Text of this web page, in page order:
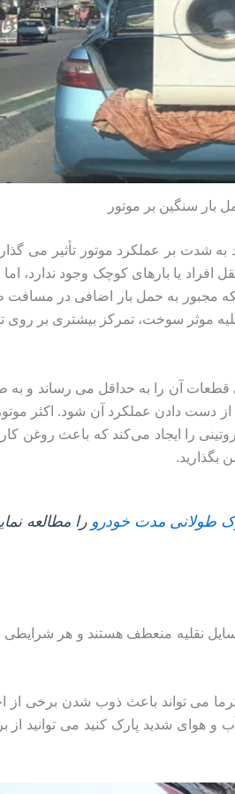
بار سنگین بر موتور
شدت بر عملکرد موتور تأثیر می
یا بارهای کوچک وجود ندارد، اما
مجبور به حمل بار اضافی در
موثر سوخت، تمرکز بیشتری بر روی
قطعات آن را به حداقل می رساند و
دادن عملکرد آن شود. اکثر
را ایجاد می‌کند که باعث روغن
بگذارید.
طولانی مدت خودرو را مطالعه
نقلیه منعطف هستند و هر شرایطی
تواند باعث ذوب شدن برخی از
هوای شدید پارک کنید می توانید